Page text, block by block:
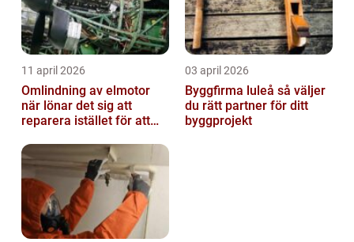
11 april 2026
Omlindning av elmotor
när lönar det sig att
reparera istället för att
03 april 2026
Byggfirma luleå så väljer
du rätt partner för ditt
byggprojekt